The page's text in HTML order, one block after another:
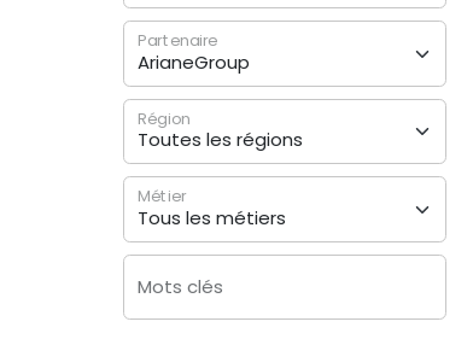
Partenaire
Région
Métier
Mots clés